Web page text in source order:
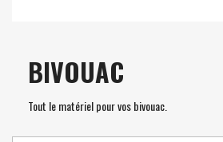
BIVOUAC
Tout le matériel pour vos bivouac.